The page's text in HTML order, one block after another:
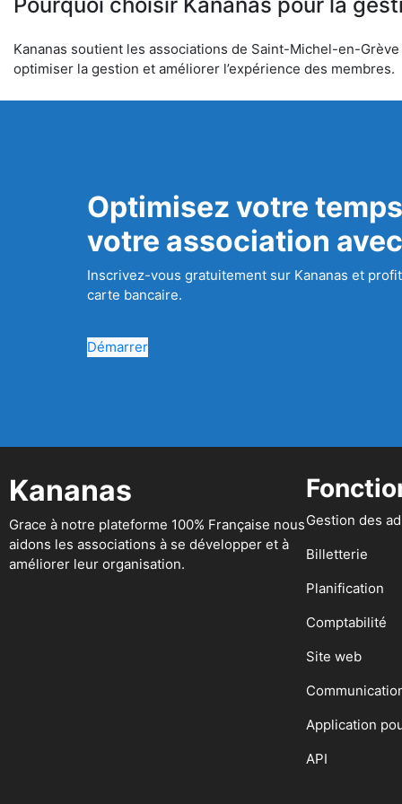
Kananas soutient les associations de Saint-Michel-en-
optimiser la gestion et améliorer l’expérience des membres.
Optimisez votre
votre association
Inscrivez-vous gratuitement sur Kananas et
carte bancaire.
Démarrer
Kananas
Grace à notre plateforme 100% Française nous
aidons les associations à se développer et à
améliorer leur organisation.
Gestion des
Billetterie
Planification
Comptabilité
Site web
Application
API